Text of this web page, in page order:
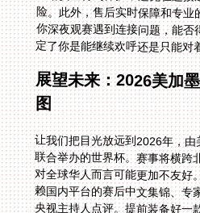
定了你是能继续欢呼还是只能对
展望未来：2026美加
图
让我们把目光放远到2026年，
联合举办的世界杯。赛事将横跨
对全球华人而言可能更加不友好
赖国内平台的赛后中文集锦、专
央视主持人点评。提前装备好一
速器，就意味着你提前锁定了未
的观看自由。无论是英国看抖音